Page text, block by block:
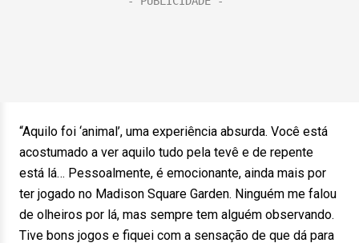
“Aquilo foi ‘animal’, uma experiência absurda. Você está
acostumado a ver aquilo tudo pela tevê e de repente
está lá… Pessoalmente, é emocionante, ainda mais por
ter jogado no Madison Square Garden. Ninguém me falou
de olheiros por lá, mas sempre tem alguém observando.
Tive bons jogos e fiquei com a sensação de que dá para